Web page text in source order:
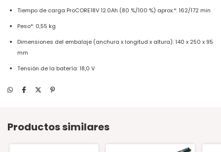
Tiempo de carga ProCORE18V 12.0Ah (80 %/100 %) aprox.*: 162/172 min
Peso*: 0,55 kg
Dimensiones del embalaje (anchura x longitud x altura): 140 x 250 x 95
mm
Tensión de la batería: 18,0 V
Productos similares